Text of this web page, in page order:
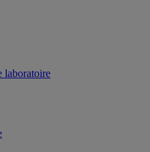
laboratoire